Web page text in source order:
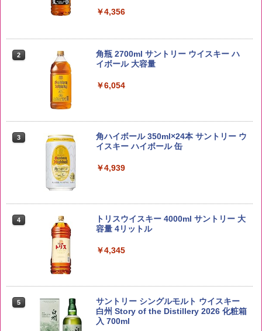
5kg 長野県産 令和7年産
kg 業務用 お米マイスターブレンド
米 5kg
5kg
￥3,274
￥4,356
2
角瓶 2700ml サントリー ウイスキー ハ
イボール 大容量
￥6,054
3
角ハイボール 350ml×24本 サントリー ウ
イスキー ハイボール 缶
￥4,939
4
トリスウイスキー 4000ml サントリー 大
容量 4リットル
￥4,345
5
サントリー シングルモルト ウイスキー
白州 Story of the Distillery 2026 化粧箱
入 700ml